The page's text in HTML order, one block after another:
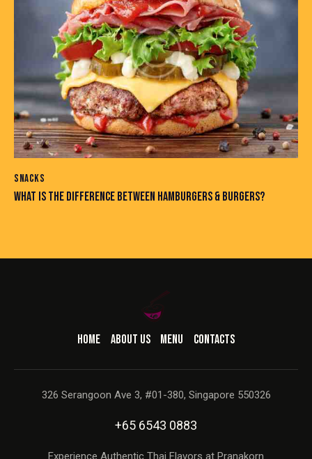
SNACKS
WHAT IS THE DIFFERENCE BETWEEN HAMBURGERS & BURGERS?
HOME ABOUT US MENU CONTACTS
326 Serangoon Ave 3, #01-380, Singapore 550326
+65 6543 0883
Experience Authentic Thai Flavors at Pranakorn